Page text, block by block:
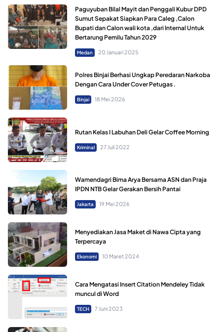
Paguyuban Bilal Mayit dan Penggali Kubur DPD
Sumut Sepakat Siapkan Para Caleg ,Calon
Bupati dan Calon wali kota ,dari Internal Untuk
Bertarung Pemilu Tahun 2029
Medan 20 Januari 2025
Polres Binjai Berhasi Ungkap Peredaran Narkoba
Dengan Cara Under Cover Petugas .
Binjai 18 Mei 2026
Rutan Kelas I Labuhan Deli Gelar Coffee Morning
Kriminal 27 Juli 2022
Wamendagri Bima Arya Bersama ASN dan Praja
IPDN NTB Gelar Gerakan Bersih Pantai
Jakarta 19 Mei 2026
Menyediakan Jasa Maket di Nawa Cipta yang
Terpercaya
Ekonomi 10 Maret 2024
Cara Mengatasi Insert Citation Mendeley Tidak
muncul di Word
TECH 7 Juni 2023